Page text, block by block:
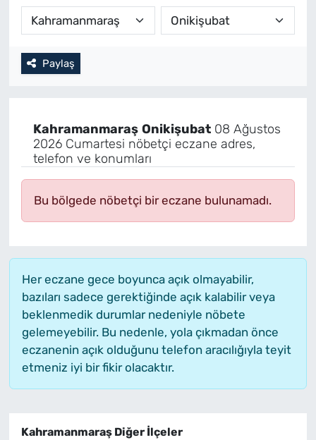
Paylaş
Kahramanmaraş Onikişubat08 Ağustos
2026 Cumartesi nöbetçi eczane adres,
telefon ve konumları
Bu bölgede nöbetçi bir eczane bulunamadı.
Her eczane gece boyunca açık olmayabilir,
bazıları sadece gerektiğinde açık kalabilir veya
beklenmedik durumlar nedeniyle nöbete
gelemeyebilir. Bu nedenle, yola çıkmadan önce
eczanenin açık olduğunu telefon aracılığıyla teyit
etmeniz iyi bir fikir olacaktır.
Kahramanmaraş Diğer İlçeler